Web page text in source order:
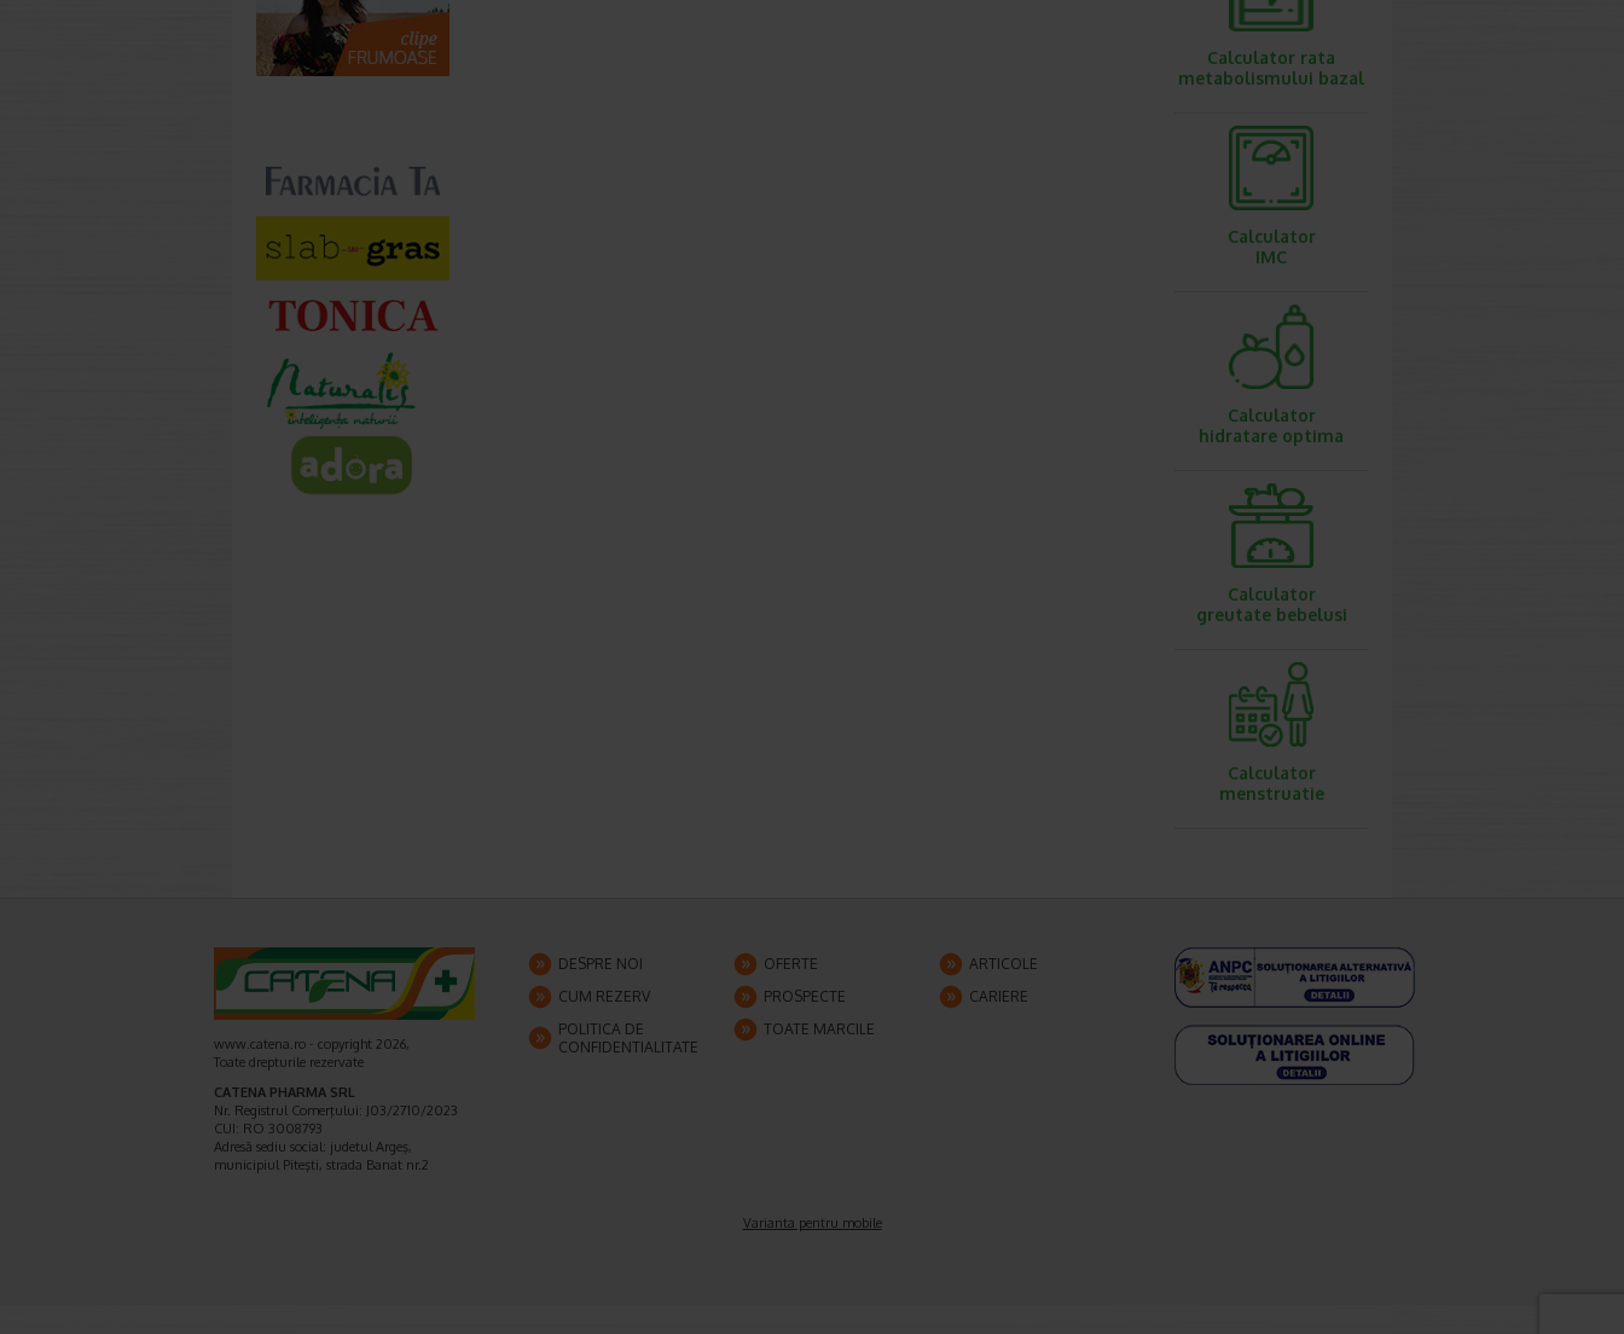
Calculator rata
metabolismului bazal
Calculator
IMC
Calculator
hidratare optima
Calculator
greutate bebelusi
Calculator
menstruatie
www.catena.ro - copyright 2026,
Toate drepturile rezervate
CATENA PHARMA SRL
Nr. Registrul Comerţului: J03/2710/2023
CUI: RO 3008793
Adresă sediu social: judetul Argeş,
municipiul Piteşti, strada Banat nr.2
DESPRE NOI OFERTE
ARTICOLE
CUM REZERV
PROSPECTE
CARIERE
POLITICA DE
CONFIDENTIALITATE
TOATE MARCILE
Varianta pentru mobile